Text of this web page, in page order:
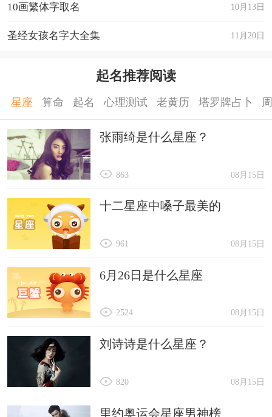
10月13日
10画繁体字取名
11月20日
圣经女孩名字大全集
起名推荐阅读
星座 算命 起名 心理测试 老黄历 塔罗牌占卜
张雨绮是什么星座？
08月15日
863
十二星座中嗓子最美的
08月15日
961
6月26日是什么星座
08月15日
2524
刘诗诗是什么星座？
08月15日
820
里约奥运会星座男神榜